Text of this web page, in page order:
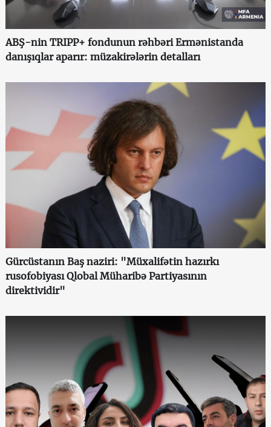
ABŞ-nin TRIPP+ fondunun rəhbəri Ermənistanda
danışıqlar aparır: müzakirələrin detalları
Gürcüstanın Baş naziri: "Müxalifətin hazırkı
rusofobiyası Qlobal Müharibə Partiyasının
direktividir"